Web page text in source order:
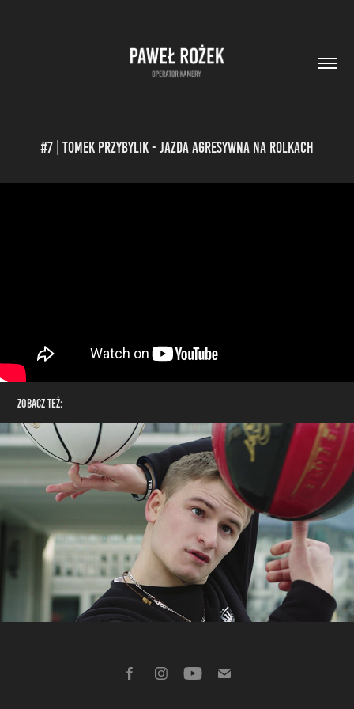
#7 | Tomek Przybylik - Jazda agresywna na rolkach
Zobacz też: